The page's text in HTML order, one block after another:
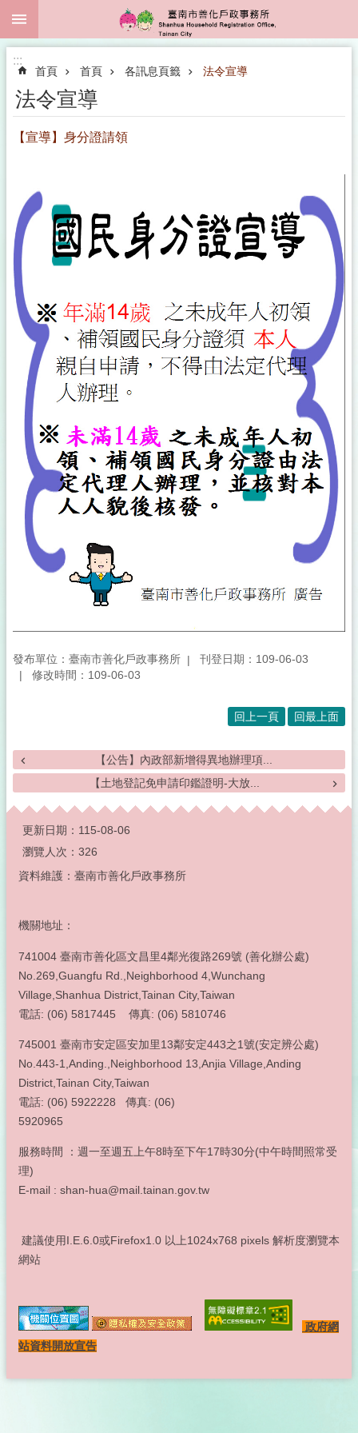
跳到主要內容區塊
:::
首頁 首頁 各訊息頁籤 法令宣導
法令宣導
【宣導】身分證請領
發布單位：臺南市善化戶政事務所
刊登日期：109-06-03
修改時間：109-06-03
回上一頁 回最上面
【公告】內政部新增得異地辦理項...
【土地登記免申請印鑑證明-大放...
:::
更新日期： 115-08-06
瀏覽人次： 326
資料維護：臺南市善化戶政事務所
機關地址：
741004 臺南市善化區文昌里4鄰光復路269號 (善化辦公處)
No.269,Guangfu Rd.,Neighborhood 4,Wunchang
Village,Shanhua District,Tainan City,Taiwan
電話: (06) 5817445 傳真: (06) 5810746
745001 臺南市安定區安加里13鄰安定443之1號(安定辨公處)
No.443-1,Anding.,Neighborhood 13,Anjia Village,Anding
District,Tainan City,Taiwan
電話: (06) 5922228 傳真: (06)
5920965
服務時間 ：週一至週五上午8時至下午17時30分(中午時間照常受
理)
E-mail : shan-hua@mail.tainan.gov.tw
建議使用I.E.6.0或Firefox1.0 以上1024x768 pixels 解析度瀏覽本
網站
政府網
站資料開放宣告